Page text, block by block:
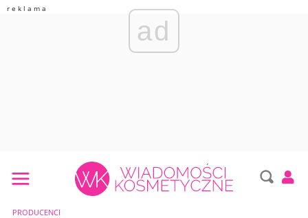
ad
PRODUCENCI